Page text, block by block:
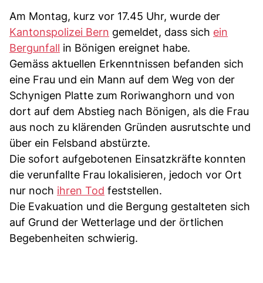
Am Montag, kurz vor 17.45 Uhr, wurde der
Kantonspolizei Bern gemeldet, dass sich ein
Bergunfall in Bönigen ereignet habe.
Gemäss aktuellen Erkenntnissen befanden sich
eine Frau und ein Mann auf dem Weg von der
Schynigen Platte zum Roriwanghorn und von
dort auf dem Abstieg nach Bönigen, als die Frau
aus noch zu klärenden Gründen ausrutschte und
über ein Felsband abstürzte.
Die sofort aufgebotenen Einsatzkräfte konnten
die verunfallte Frau lokalisieren, jedoch vor Ort
nur noch ihren Tod feststellen.
Die Evakuation und die Bergung gestalteten sich
auf Grund der Wetterlage und der örtlichen
Begebenheiten schwierig.